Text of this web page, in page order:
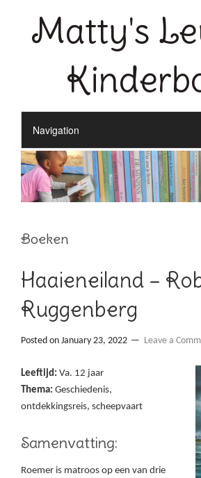
Matty's
Boeken
Haaieneiland –
Ruggenberg
Posted on January 23, 2022 Leave a
Leeftijd: Va. 12 jaar
Thema: Geschiedenis,
ontdekkingsreis, scheepvaart
Samenvatting:
Roemer is matroos op een van drie